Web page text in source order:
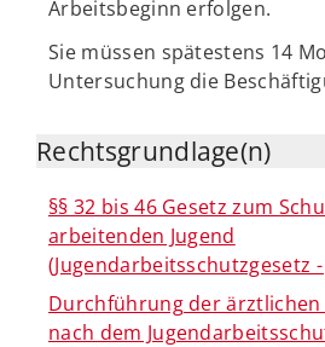
Arbeitsbeginn erfolgen.
Sie müssen spätestens 14
Untersuchung die
Rechtsgrundlage(n)
§§ 32 bis 46 Gesetz zum
arbeitenden Jugend
(Jugendarbeitsschutzgesetz -
Durchführung der
nach dem